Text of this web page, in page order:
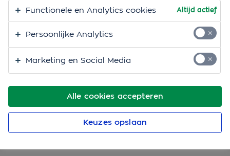
krijgt, hangt af van je situatie. We leggen het graag
uit:
En soms een beetje meer…
Adoptie en kraamzorg
Alle cookies accepteren
Functionele en Analytics cookies Altijd actief
Persoonlijke Analytics
Marketing en Social Media
Keuzes opslaan